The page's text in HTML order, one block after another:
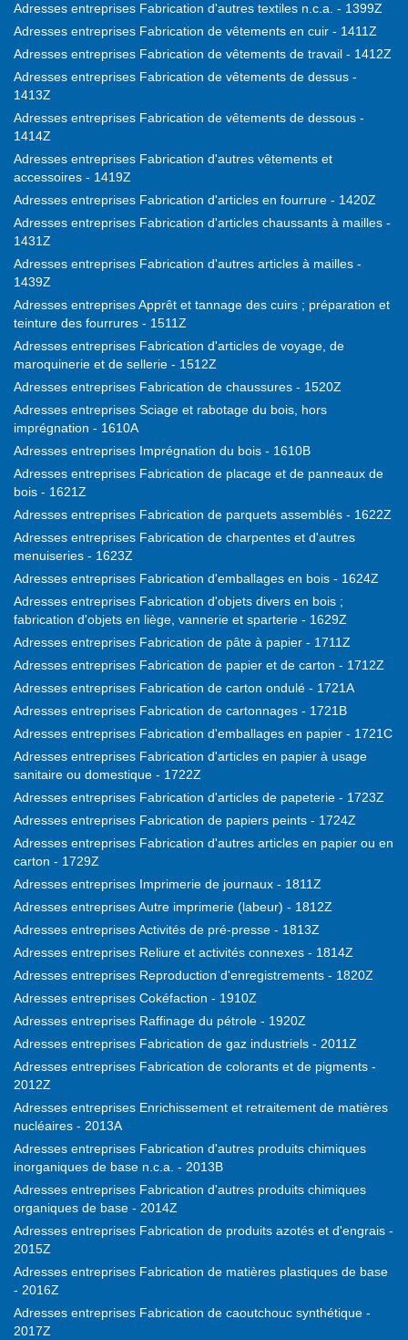
Adresses entreprises Fabrication d'autres textiles n.c.a. - 1399Z
Adresses entreprises Fabrication de vêtements en cuir - 1411Z
Adresses entreprises Fabrication de vêtements de travail - 1412Z
Adresses entreprises Fabrication de vêtements de dessus -
1413Z
Adresses entreprises Fabrication de vêtements de dessous -
1414Z
Adresses entreprises Fabrication d'autres vêtements et
accessoires - 1419Z
Adresses entreprises Fabrication d'articles en fourrure - 1420Z
Adresses entreprises Fabrication d'articles chaussants à mailles -
1431Z
Adresses entreprises Fabrication d'autres articles à mailles -
1439Z
Adresses entreprises Apprêt et tannage des cuirs ; préparation et
teinture des fourrures - 1511Z
Adresses entreprises Fabrication d'articles de voyage, de
maroquinerie et de sellerie - 1512Z
Adresses entreprises Fabrication de chaussures - 1520Z
Adresses entreprises Sciage et rabotage du bois, hors
imprégnation - 1610A
Adresses entreprises Imprégnation du bois - 1610B
Adresses entreprises Fabrication de placage et de panneaux de
bois - 1621Z
Adresses entreprises Fabrication de parquets assemblés - 1622Z
Adresses entreprises Fabrication de charpentes et d'autres
menuiseries - 1623Z
Adresses entreprises Fabrication d'emballages en bois - 1624Z
Adresses entreprises Fabrication d'objets divers en bois ;
fabrication d'objets en liège, vannerie et sparterie - 1629Z
Adresses entreprises Fabrication de pâte à papier - 1711Z
Adresses entreprises Fabrication de papier et de carton - 1712Z
Adresses entreprises Fabrication de carton ondulé - 1721A
Adresses entreprises Fabrication de cartonnages - 1721B
Adresses entreprises Fabrication d'emballages en papier - 1721C
Adresses entreprises Fabrication d'articles en papier à usage
sanitaire ou domestique - 1722Z
Adresses entreprises Fabrication d'articles de papeterie - 1723Z
Adresses entreprises Fabrication de papiers peints - 1724Z
Adresses entreprises Fabrication d'autres articles en papier ou en
carton - 1729Z
Adresses entreprises Imprimerie de journaux - 1811Z
Adresses entreprises Autre imprimerie (labeur) - 1812Z
Adresses entreprises Activités de pré-presse - 1813Z
Adresses entreprises Reliure et activités connexes - 1814Z
Adresses entreprises Reproduction d'enregistrements - 1820Z
Adresses entreprises Cokéfaction - 1910Z
Adresses entreprises Raffinage du pétrole - 1920Z
Adresses entreprises Fabrication de gaz industriels - 2011Z
Adresses entreprises Fabrication de colorants et de pigments -
2012Z
Adresses entreprises Enrichissement et retraitement de matières
nucléaires - 2013A
Adresses entreprises Fabrication d'autres produits chimiques
inorganiques de base n.c.a. - 2013B
Adresses entreprises Fabrication d'autres produits chimiques
organiques de base - 2014Z
Adresses entreprises Fabrication de produits azotés et d'engrais -
2015Z
Adresses entreprises Fabrication de matières plastiques de base
- 2016Z
Adresses entreprises Fabrication de caoutchouc synthétique -
2017Z